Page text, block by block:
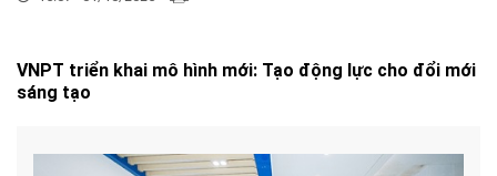
VNPT triển khai mô hình mới: Tạo động lực cho đổi mới
sáng tạo